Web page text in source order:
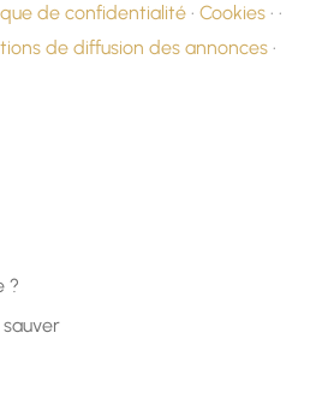
de confidentialité · Cookies · ·
de diffusion des annonces ·
?